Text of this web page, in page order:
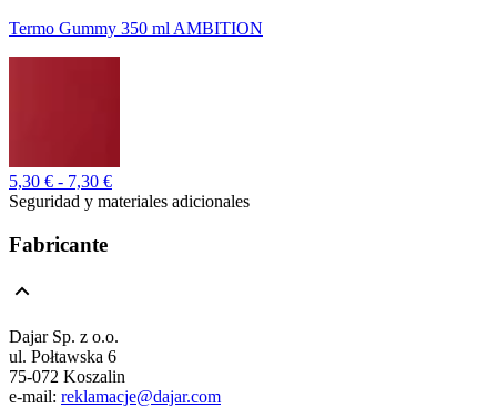
Termo Gummy 350 ml AMBITION
5,30 € - 7,30 €
Seguridad y materiales adicionales
Fabricante
Dajar Sp. z o.o.
ul. Połtawska 6
75-072 Koszalin
e-mail: reklamacje@dajar.com